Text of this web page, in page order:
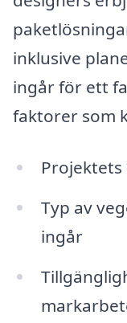
inklusive
ingår för ett
faktorer som
Typ av
ingår